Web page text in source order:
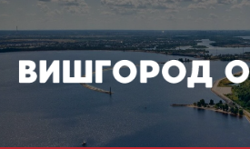
до
вмісту